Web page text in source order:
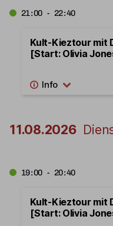
21:00 - 22:40
Kult-Kieztour mit
[Start: Olivia
11.08.2026
19:00 - 20:40
Kult-Kieztour mit
[Start: Olivia